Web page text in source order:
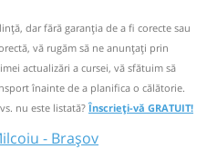
orele 7:00- 17:00
(34 comentarii)
ta⤣
dar fără garanţia de a fi corecte sau
vă rugăm să ne anunțați prin
actualizări a cursei, vă sfătuim să
înainte de a planifica o călătorie.
nu este listată?Înscrieți-vă GRATUIT!
- Brașov